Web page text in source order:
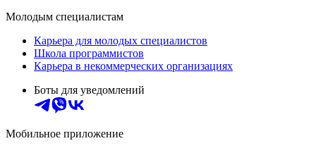
Молодым специалистам
Карьера для молодых специалистов
Школа программистов
Карьера в некоммерческих организациях
Боты для уведомлений
Мобильное приложение